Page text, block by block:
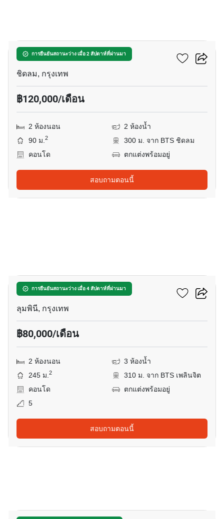
การยืนยันสถานะว่าง เมื่อ 2 สัปดาห์ที่ผ่านมา
28 ชิดลม
ชิดลม, กรุงเทพ
฿120,000/เดือน
2 ห้องนอน
2 ห้องน้ำ
90 ม.2
300 ม. จาก BTS ชิดลม
คอนโด
ตกแต่งพร้อมอยู่
สอบถามตอนนี้
การยืนยันสถานะว่าง เมื่อ 4 สัปดาห์ที่ผ่านมา
สิทธาคาร คอนโดมิเนี่ยม
ลุมพินี, กรุงเทพ
฿80,000/เดือน
2 ห้องนอน
3 ห้องน้ำ
245 ม.2
310 ม. จาก BTS เพลินจิต
คอนโด
ตกแต่งพร้อมอยู่
5
สอบถามตอนนี้